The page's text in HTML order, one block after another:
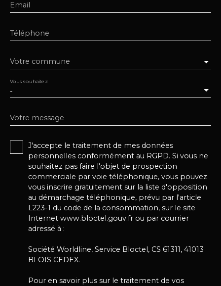
Email
Téléphone
Votre commune
-
Vous souhaitez
Votre message
J'accepte le traitement de mes données
personnelles conformément au RGPD. Si vous ne
souhaitez pas faire l'objet de prospection
commerciale par voie téléphonique, vous pouvez
vous inscrire gratuitement sur la liste d'opposition
au démarchage téléphonique, prévu par l'article
L223-1 du code de la consommation, sur le site
Internet www.bloctel.gouv.fr ou par courrier
adressé à :
Société Worldline, Service Bloctel, CS 61311, 41013
BLOIS CEDEX.
Pour en savoir plus sur le traitement de vos